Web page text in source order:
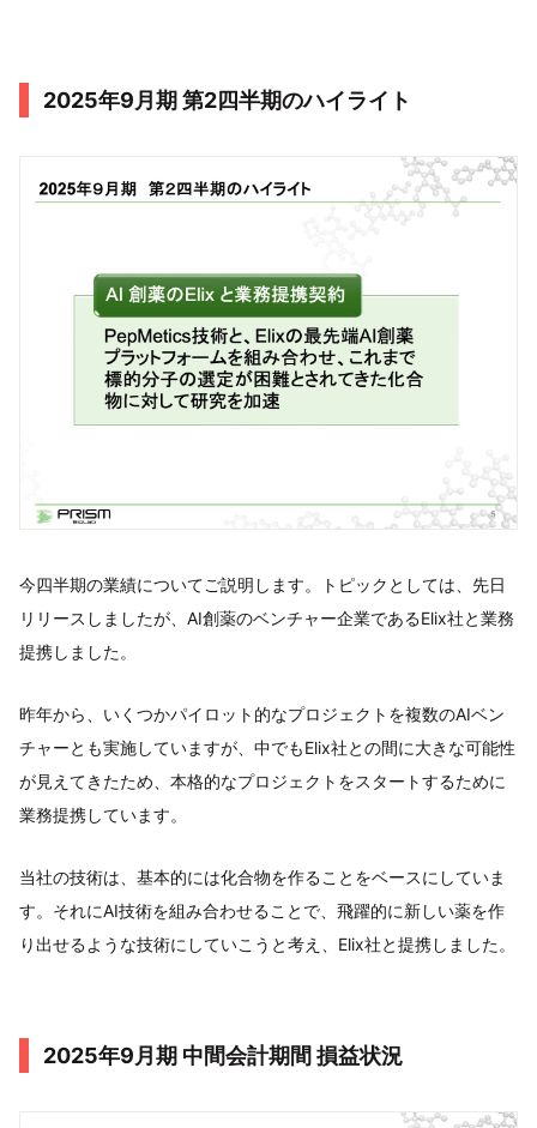
2025年9月期 第2四半期のハイライト
今四半期の業績についてご説明します。トピックとしては、先日
リリースしましたが、AI創薬のベンチャー企業であるElix社と業務
提携しました。
昨年から、いくつかパイロット的なプロジェクトを複数のAIベン
チャーとも実施していますが、中でもElix社との間に大きな可能性
が見えてきたため、本格的なプロジェクトをスタートするために
業務提携しています。
当社の技術は、基本的には化合物を作ることをベースにしていま
す。それにAI技術を組み合わせることで、飛躍的に新しい薬を作
り出せるような技術にしていこうと考え、Elix社と提携しました。
2025年9月期 中間会計期間 損益状況